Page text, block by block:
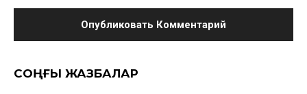
CОҢҒЫ ЖАЗБАЛАР